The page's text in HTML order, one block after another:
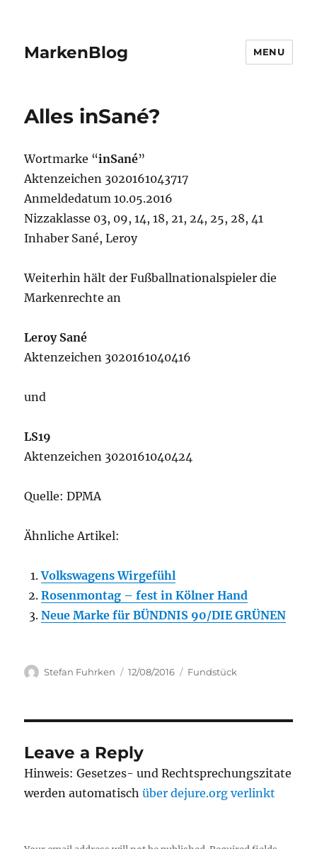
MarkenBlog MENU
Alles inSané?
Wortmarke “inSané”
Aktenzeichen 3020161043717
Anmeldedatum 10.05.2016
Nizzaklasse 03, 09, 14, 18, 21, 24, 25, 28, 41
Inhaber Sané, Leroy
Weiterhin hält der Fußballnationalspieler die
Markenrechte an
Leroy Sané
Aktenzeichen 3020161040416
und
LS19
Aktenzeichen 3020161040424
Quelle: DPMA
Ähnliche Artikel:
Volkswagens Wirgefühl
Rosenmontag – fest in Kölner Hand
Neue Marke für BÜNDNIS 90/DIE GRÜNEN
Author
Stefan Fuhrken
Posted
12/08/2016 Categories
Fundstück
Leave a Reply
Hinweis: Gesetzes- und Rechtsprechungszitate
werden automatischüber dejure.org verlinkt